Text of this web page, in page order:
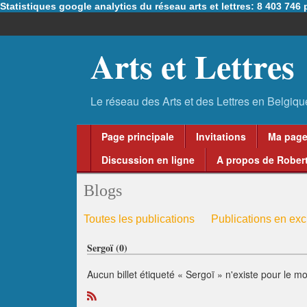
Statistiques google analytics du réseau arts et lettres: 8 403 746
Arts et Lettres
Page principale Invitations
Ma page
Discussion en ligne
A propos de
Blogs
Toutes les publications Publications en
Sergoï (0)
Aucun billet étiqueté « Sergoï » n'existe pour le